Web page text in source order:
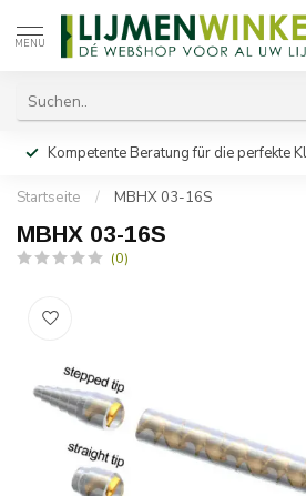
MENU
Kompetente Beratung für die perfekte
Startseite / MBHX 03-16S
MBHX 03-16S
(0)